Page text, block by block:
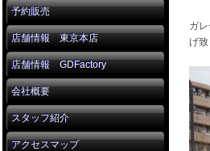
予約販売
店舗情報 東京本店
店舗情報 GDFactory
会社概要
スタッフ紹介
アクセスマップ
ガ
げ